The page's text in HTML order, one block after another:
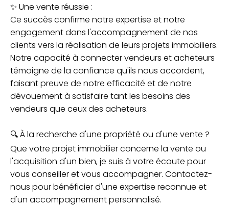
✨ Une vente réussie :
Ce succès confirme notre expertise et notre
engagement dans l'accompagnement de nos
clients vers la réalisation de leurs projets immobiliers.
Notre capacité à connecter vendeurs et acheteurs
témoigne de la confiance qu'ils nous accordent,
faisant preuve de notre efficacité et de notre
dévouement à satisfaire tant les besoins des
vendeurs que ceux des acheteurs.
🔍 À la recherche d'une propriété ou d'une vente ?
Que votre projet immobilier concerne la vente ou
l'acquisition d'un bien, je suis à votre écoute pour
vous conseiller et vous accompagner. Contactez-
nous pour bénéficier d'une expertise reconnue et
d'un accompagnement personnalisé.